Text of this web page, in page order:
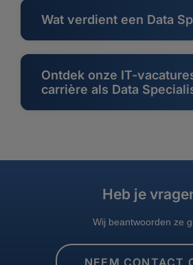
Wat verdient een Data
Ontdek onze IT-
carrière als Data
Heb je
Wij beantwoorden ze
NEEM CONTACT